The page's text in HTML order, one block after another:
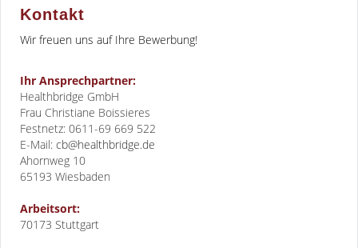
Kontakt
Wir freuen uns auf Ihre Bewerbung!
Ihr Ansprechpartner:
Healthbridge GmbH
Frau Christiane Boissieres
Festnetz: 0611-69 669 522
E-Mail: cb@healthbridge.de
Ahornweg 10
65193 Wiesbaden
Arbeitsort:
70173 Stuttgart